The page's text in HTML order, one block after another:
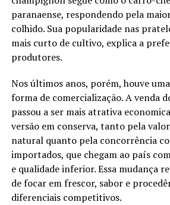
paranaense, respondendo pela
colhido. Sua popularidade nas
mais curto de cultivo, explica a
produtores.
Nos últimos anos, porém, houve
forma de comercialização. A venda
passou a ser mais atrativa
versão em conserva, tanto pela
natural quanto pela concorrência
importados, que chegam ao país
e qualidade inferior. Essa mudança
de focar em frescor, sabor e
diferenciais competitivos.